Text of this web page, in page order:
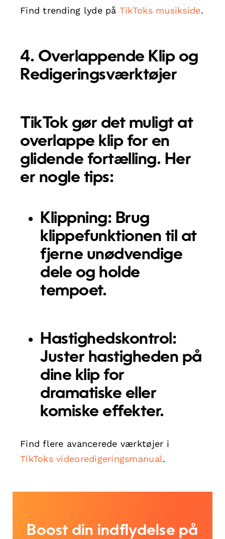
Find trending lyde på TikToks musikside.
4. Overlappende Klip og
Redigeringsværktøjer
TikTok gør det muligt at
overlappe klip for en
glidende fortælling. Her
er nogle tips:
Klippning: Brug
klippefunktionen til at
fjerne unødvendige
dele og holde
tempoet.
Hastighedskontrol:
Juster hastigheden på
dine klip for
dramatiske eller
komiske effekter.
Find flere avancerede værktøjer i
TikToks videoredigeringsmanual.
Boost din indflydelse på